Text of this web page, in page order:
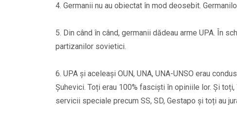
4. Germanii nu au obiectat în mod deosebit.
5. Din când în când, germanii dădeau arme UPA. În
partizanilor sovietici.
6. UPA și aceleași OUN, UNA, UNA-UNSO erau
Șuhevici. Toți erau 100% fasciști în opiniile lor. Și
servicii speciale precum SS, SD, Gestapo și toți au